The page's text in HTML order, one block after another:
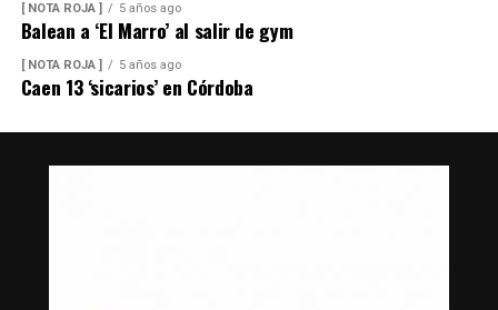
[ NOTA ROJA ] 5 años ago
Balean a ‘El Marro’ al salir de gym
[ NOTA ROJA ] 5 años ago
Caen 13 ‘sicarios’ en Córdoba